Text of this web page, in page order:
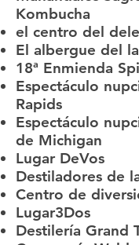
Kombucha
el centro del
El albergue del
18ª Enmienda
Espectáculo
Rapids
Espectáculo
de Michigan
Lugar DeVos​
Destiladores de
Centro de
Lugar3Dos
Destilería Grand